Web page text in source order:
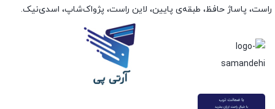
راست، پاساژ حافظ، طبقه‌ی پایین، لاین راست، پژواک‌شاپ، اسدی‌نیک.